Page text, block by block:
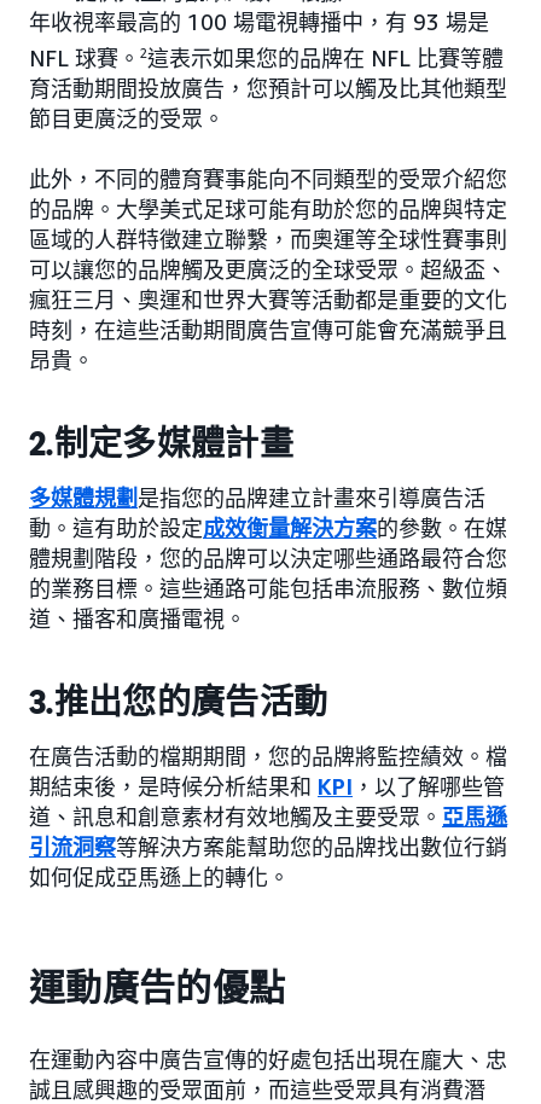
年收視率最高的 100 場電視轉播中，有 93 場是
NFL 球賽。 2這表示如果您的品牌在 NFL 比賽等體
育活動期間投放廣告，您預計可以觸及比其他類型
節目更廣泛的受眾。
此外，不同的體育賽事能向不同類型的受眾介紹您
的品牌。大學美式足球可能有助於您的品牌與特定
區域的人群特徵建立聯繫，而奧運等全球性賽事則
可以讓您的品牌觸及更廣泛的全球受眾。超級盃、
瘋狂三月、奧運和世界大賽等活動都是重要的文化
時刻，在這些活動期間廣告宣傳可能會充滿競爭且
昂貴。
2.制定多媒體計畫
多媒體規劃 是指您的品牌建立計畫來引導廣告活
動。這有助於設定成效衡量解決方案的參數。在媒
體規劃階段，您的品牌可以決定哪些通路最符合您
的業務目標。這些通路可能包括串流服務、數位頻
道、播客和廣播電視。
3.推出您的廣告活動
在廣告活動的檔期期間，您的品牌將監控績效。檔
期結束後，是時候分析結果和 KPI ，以了解哪些管
道、訊息和創意素材有效地觸及主要受眾。 亞馬遜
引流洞察等解決方案能幫助您的品牌找出數位行銷
如何促成亞馬遜上的轉化。
運動廣告的優點
在運動內容中廣告宣傳的好處包括出現在龐大、忠
誠且感興趣的受眾面前，而這些受眾具有消費潛